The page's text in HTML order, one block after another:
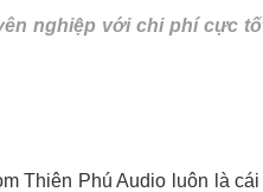
nghiệp với chi phí cực
Thiên Phú Audio luôn là